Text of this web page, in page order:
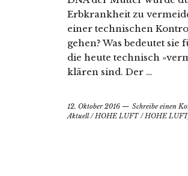
Erbkrankheit zu
einer technischen
gehen? Was bedeutet
die heute technisch
klären sind. Der …
12. Oktober 2016
Schreibe einen
Aktuell/HOHE LUFT/HOHE